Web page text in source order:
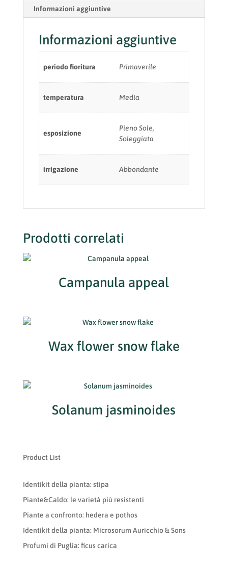
Informazioni aggiuntive
Informazioni aggiuntive
periodo fioritura Primaverile
temperatura Media
esposizione
Pieno Sole,
Soleggiata
irrigazione Abbondante
Prodotti correlati
Campanula appeal
Wax flower snow flake
Solanum jasminoides
Product List
Identikit della pianta: stipa
Piante&Caldo: le varietà più resistenti
Piante a confronto: hedera e pothos
Identikit della pianta: Microsorum Auricchio & Sons
Profumi di Puglia: ficus carica